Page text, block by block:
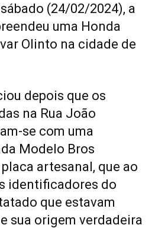
(24/02/2024), a
uma Honda
Olinto na cidade de
depois que os
na Rua João
se com uma
Modelo Bros
artesanal, que ao
identificadores do
que estavam
sua origem verdadeira